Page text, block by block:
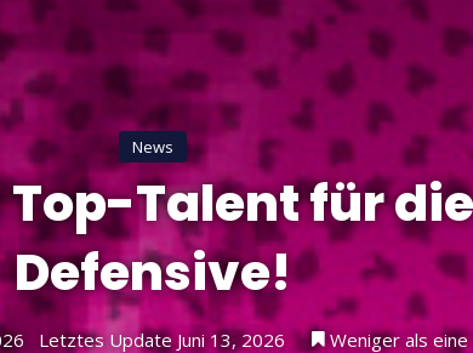
News
Talent für
Defensive!
Letztes Update Juni 13, 2026 Weniger als eine